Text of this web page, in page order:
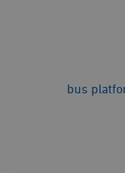
bus